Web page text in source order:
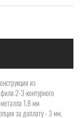
из
2-3-контурного
1,8 мм
за доплату - 3 мм,